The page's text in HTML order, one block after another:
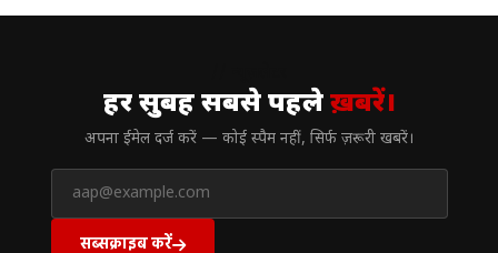
हर सुबह सबसे पहलेख़बरें।
अपना ईमेल दर्ज करें — कोई स्पैम नहीं, सिर्फ ज़रूरी खबरें।
सब्सक्राइब करें